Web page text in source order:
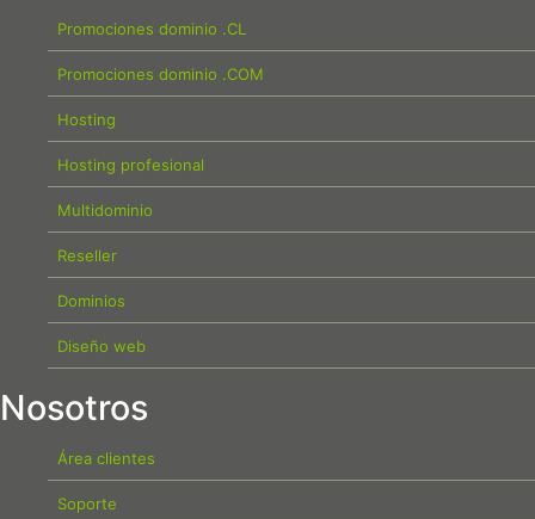
Promociones dominio .CL
Promociones dominio .COM
Hosting
Hosting profesional
Multidominio
Reseller
Dominios
Diseño web
Nosotros
Área clientes
Soporte